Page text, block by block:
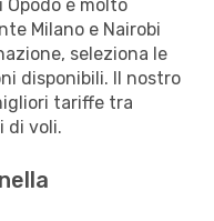
è molto
Milano e Nairobi
seleziona le
disponibili. Il nostro
tariffe tra
di voli.